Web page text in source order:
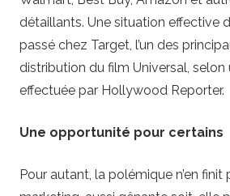
détaillants. Une situation effective
passé chez Target, l’un des
distribution du film Universal,
effectuée par Hollywood Reporter.
Une opportunité pour certains
Pour autant, la polémique n’en finit